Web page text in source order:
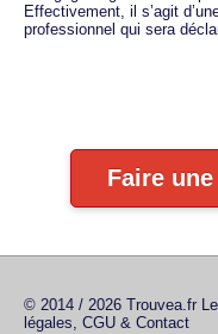
Effectivement, il s’agit
professionnel qui sera
Faire
© 2014 / 2026 Trouvea.fr
légales, CGU & Contact